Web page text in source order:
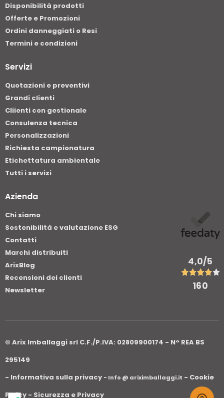
Disponibilità prodotti
Offerte e Promozioni
Ordini danneggiati o Resi
Termini e condizioni
Servizi
Quotazioni e preventivi
Grandi clienti
Cliienti con gestionale
Consulenza tecnica
Personalizzazioni
Richiesta campionatura
Etichettatura ambientale
Tutti i servizi
Azienda
Chi siamo
Sostenibilità e valutazione ESG
Contatti
Marchi distribuiti
ArixBlog
Recensioni dei clienti
Newsletter
4,0/5
160
- Informativa sulla privacy - Info @ ariximballaggi.it - Cookie
Policy - Sicurezza e Privacy
© Arix Imballaggi srl C.F./P.IVA: 02809900174 - N° REA BS
295149